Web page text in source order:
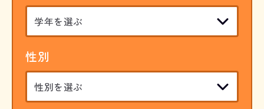
性別